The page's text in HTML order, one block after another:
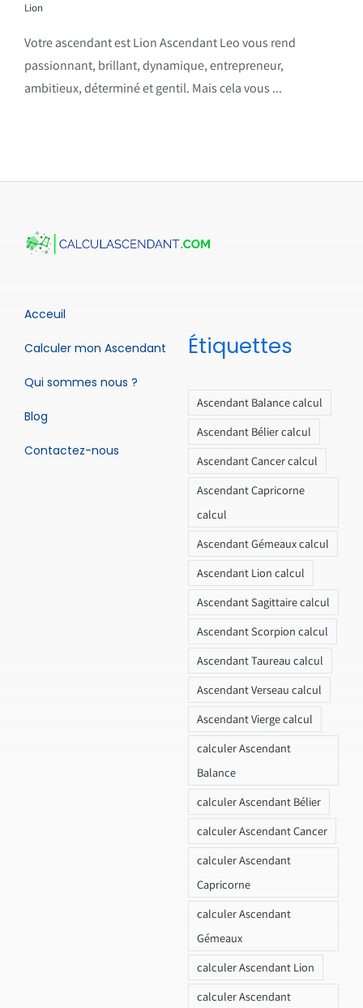
Lion
Votre ascendant est Lion Ascendant Leo vous rend
passionnant, brillant, dynamique, entrepreneur,
ambitieux, déterminé et gentil. Mais cela vous ...
Acceuil
Calculer mon Ascendant
Qui sommes nous ?
Blog
Contactez-nous
Étiquettes
Ascendant Balance calcul
Ascendant Bélier calcul
Ascendant Cancer calcul
Ascendant Capricorne
calcul
Ascendant Gémeaux calcul
Ascendant Lion calcul
Ascendant Sagittaire calcul
Ascendant Scorpion calcul
Ascendant Taureau calcul
Ascendant Verseau calcul
Ascendant Vierge calcul
calculer Ascendant
Balance
calculer Ascendant Bélier
calculer Ascendant Cancer
calculer Ascendant
Capricorne
calculer Ascendant
Gémeaux
calculer Ascendant Lion
calculer Ascendant